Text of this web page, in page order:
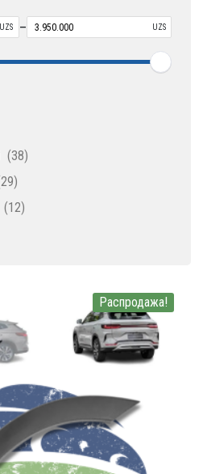
UZS – UZS
3838
2929
1212
Распродажа!